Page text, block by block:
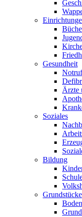
Gesundheit
Ärzte
Soziales
Bildung
Grundstücke